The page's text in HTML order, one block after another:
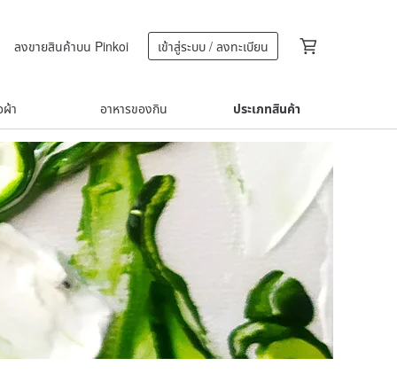
ลงขายสินค้าบน Pinkoi เข้าสู่ระบบ / ลงทะเบียน
ผ้า อาหารของกิน ประเภทสินค้า